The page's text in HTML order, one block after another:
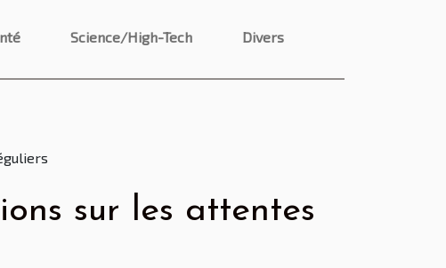
Science/High-Tech Divers
sur les attentes